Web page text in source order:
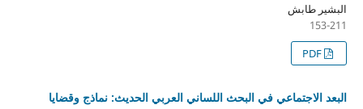
البشير طابش
153-211
PDF
البعد الاجتماعي في البحث اللساني العربي الحديث: نماذج وقضايا